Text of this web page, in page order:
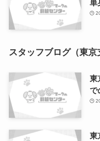
単
スタッフブログ（東京
東
で
東